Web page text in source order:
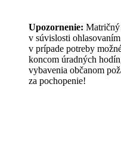
Upozornenie: Matričný
v súvislosti
v prípade potreby
koncom úradných
vybavenia občanom
za pochopenie!